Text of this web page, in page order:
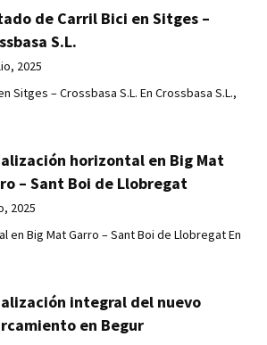
de Carril Bici en Sitges –
S.L.
2025
Sitges – Crossbasa S.L. En Crossbasa S.L.,
horizontal en Big Mat
– Sant Boi de Llobregat
2025
en Big Mat Garro – Sant Boi de Llobregat En
integral del nuevo
en Begur